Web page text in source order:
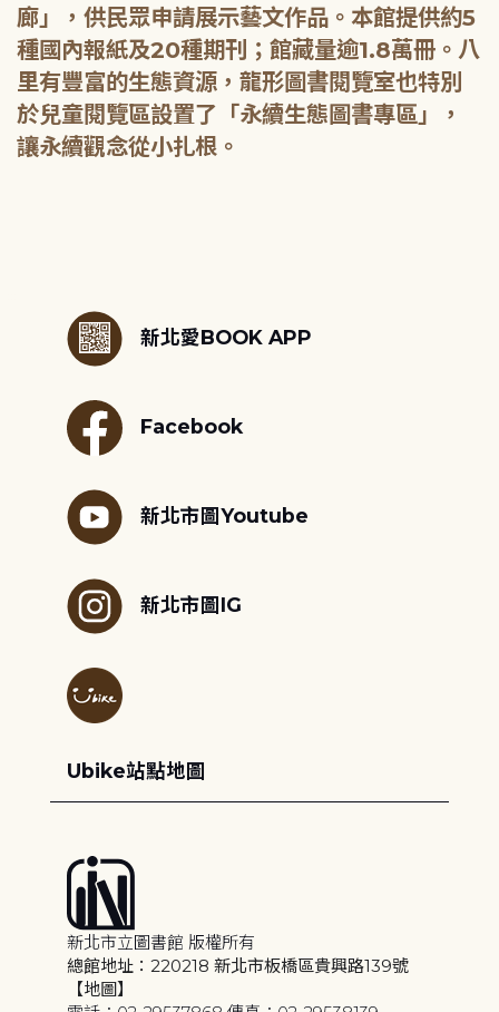
廊」，供民眾申請展示藝文作品。本館提供約5
種國內報紙及20種期刊；館藏量逾1.8萬冊。八
里有豐富的生態資源，龍形圖書閱覽室也特別
於兒童閱覽區設置了「永續生態圖書專區」，
新北愛BOOK APP
Facebook
新北市圖Youtube
新北市圖IG
Ubike站點地圖
新北市立圖書館 版權所有
總館地址：220218 新北市板橋區貴興路139號
【地圖】